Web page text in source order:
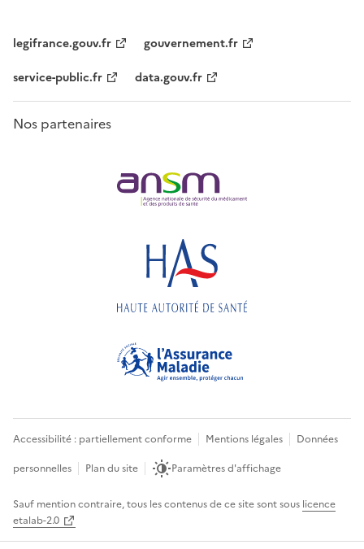
legifrance.gouv.fr
gouvernement.fr
service-public.fr
data.gouv.fr
Nos partenaires
Accessibilité : partiellement conforme Mentions légales
Données
personnelles
Plan du site Paramètres d'affichage
Sauf mention contraire, tous les contenus de ce site sont sous licence
etalab-2.0